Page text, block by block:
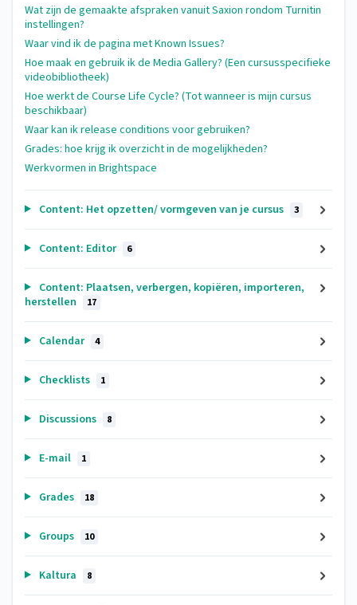
Wat zijn de gemaakte afspraken vanuit Saxion rondom Turnitin
instellingen?
Waar vind ik de pagina met Known Issues?
Hoe maak en gebruik ik de Media Gallery? (Een cursusspecifieke
videobibliotheek)
Hoe werkt de Course Life Cycle? (Tot wanneer is mijn cursus
beschikbaar)
Waar kan ik release conditions voor gebruiken?
Grades: hoe krijg ik overzicht in de mogelijkheden?
Werkvormen in Brightspace
Content: Het opzetten/ vormgeven van je cursus 3
Content: Editor 6
Content: Plaatsen, verbergen, kopiëren, importeren,
herstellen
17
Calendar 4
Checklists 1
Discussions 8
E-mail 1
Grades 18
Groups 10
Kaltura 8